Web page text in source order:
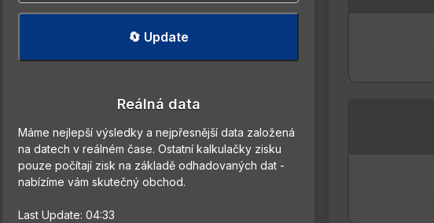
🔄 Update
Reálná data
Máme nejlepší výsledky a nejpřesnější data založená
na datech v reálném čase. Ostatní kalkulačky zisku
pouze počítají zisk na základě odhadovaných dat -
nabízíme vám skutečný obchod.
Last Update: 04:33